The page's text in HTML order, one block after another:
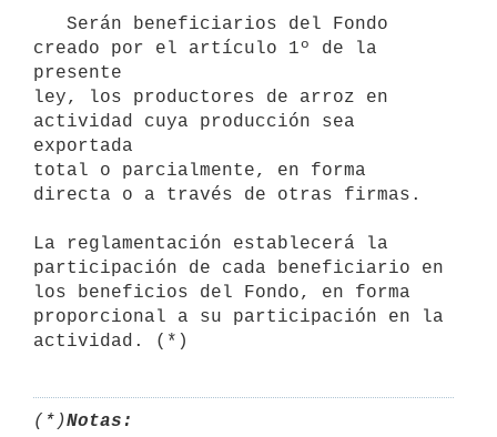
creado por el artículo 1º de la
presente
ley, los productores de arroz en
actividad cuya producción sea
exportada
total o parcialmente, en forma
directa o a través de otras firmas.
La reglamentación establecerá la
participación de cada beneficiario en
los beneficios del Fondo, en forma
proporcional a su participación en la
(*)Notas: